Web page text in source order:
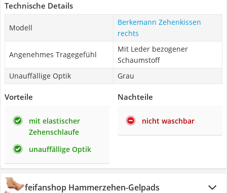
Technische Details
Modell
Berkemann Zehenkissen
rechts
Angenehmes Tragegefühl
Mit Leder bezogener
Schaumstoff
Unauffällige Optik
Grau
Vorteile
mit elastischer
Zehenschlaufe
unauffällige Optik
Nachteile
nicht waschbar
feifanshop Hammerzehen-Gelpads